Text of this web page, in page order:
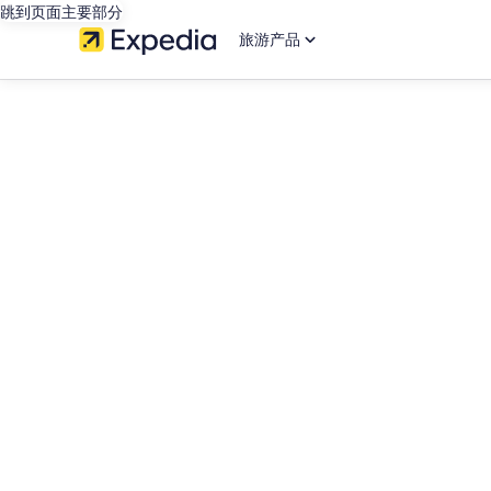
跳到页面主要部分
旅游产品